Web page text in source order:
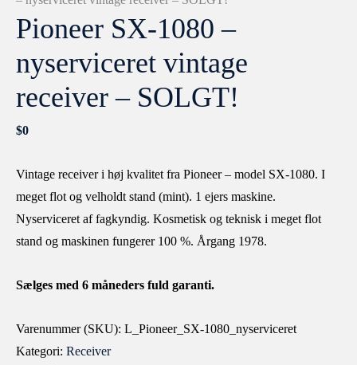
Pioneer SX-1080 –
nyserviceret vintage
receiver – SOLGT!
$0
Vintage receiver i høj kvalitet fra Pioneer – model SX-1080. I
meget flot og velholdt stand (mint). 1 ejers maskine.
Nyserviceret af fagkyndig. Kosmetisk og teknisk i meget flot
stand og maskinen fungerer 100 %. Årgang 1978.
Sælges med 6 måneders fuld garanti.
Varenummer (SKU): L_Pioneer_SX-1080_nyserviceret
Kategori: Receiver